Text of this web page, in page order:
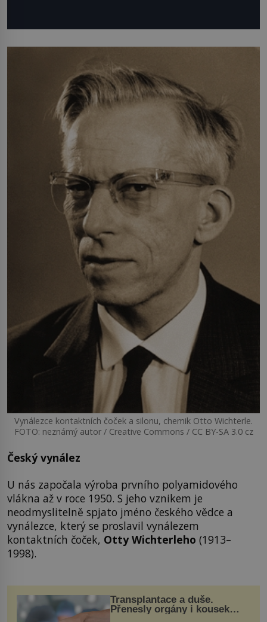
Vynálezce kontaktních čoček a silonu, chemik Otto Wichterle.
FOTO: neznámý autor / Creative Commons / CC BY-SA 3.0 cz
Český vynález
U nás započala výroba prvního polyamidového
vlákna až v roce 1950. S jeho vznikem je
neodmyslitelně spjato jméno českého vědce a
vynálezce, který se proslavil vynálezem
kontaktních čoček, Otty Wichterleho (1913–
1998).
Transplantace a duše.
Přenesly orgány i kousek